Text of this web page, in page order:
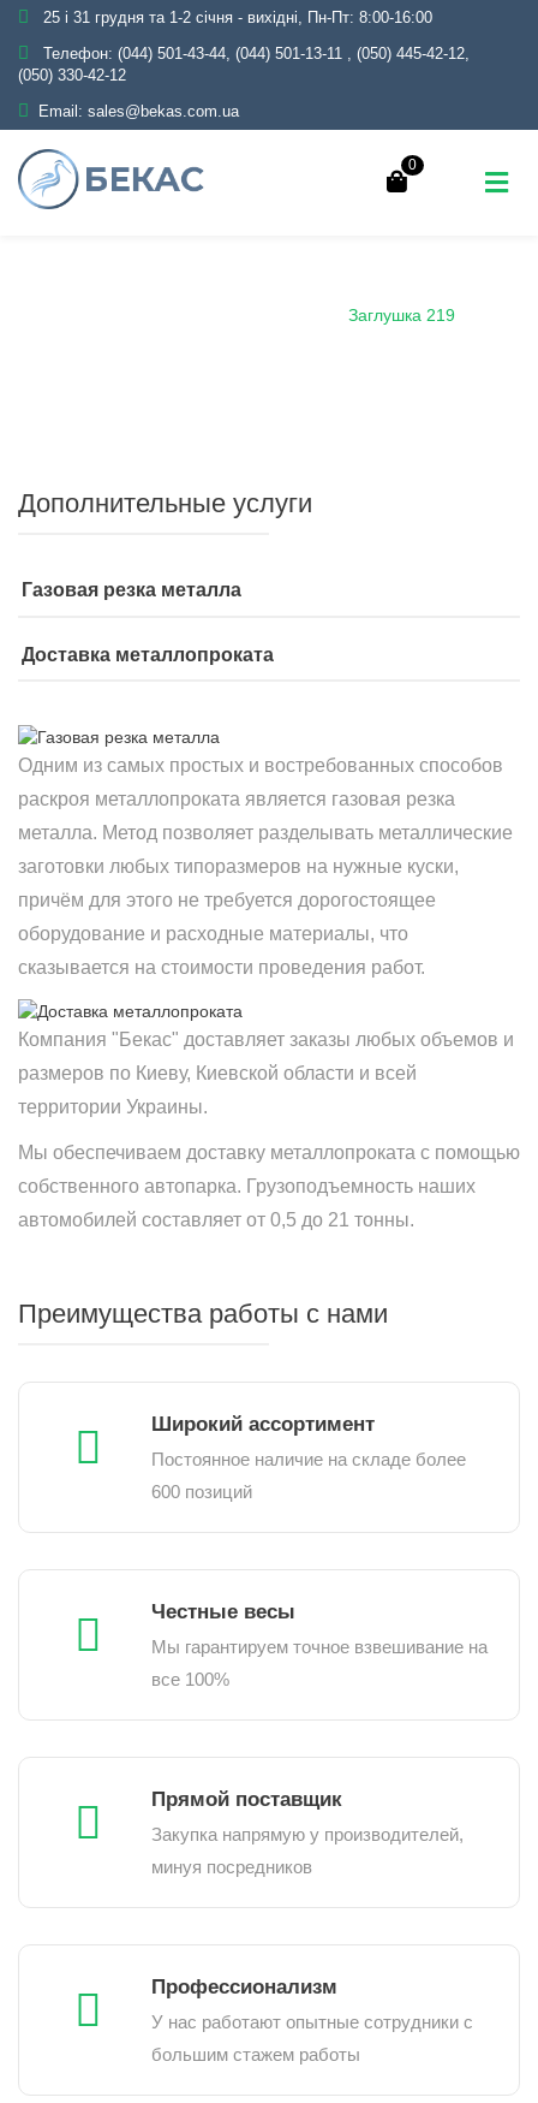
25 і 31 грудня та 1-2 січня - вихідні, Пн-Пт: 8:00-16:00
Телефон: (044) 501-43-44, (044) 501-13-11 , (050) 445-42-12,
(050) 330-42-12
Email: sales@bekas.com.ua
0
Заглушка 219
Дополнительные услуги
Газовая резка металла
Доставка металлопроката
Одним из самых простых и востребованных способов
раскроя металлопроката является газовая резка
металла. Метод позволяет разделывать металлические
заготовки любых типоразмеров на нужные куски,
причём для этого не требуется дорогостоящее
оборудование и расходные материалы, что
сказывается на стоимости проведения работ.
Компания "Бекас" доставляет заказы любых объемов и
размеров по Киеву, Киевской области и всей
территории Украины.
Мы обеспечиваем доставку металлопроката с помощью
собственного автопарка. Грузоподъемность наших
автомобилей составляет от 0,5 до 21 тонны.
Преимущества работы с нами
Широкий ассортимент
Постоянное наличие на складе более
600 позиций
Честные весы
Мы гарантируем точное взвешивание на
все 100%
Прямой поставщик
Закупка напрямую у производителей,
минуя посредников
Профессионализм
У нас работают опытные сотрудники с
большим стажем работы